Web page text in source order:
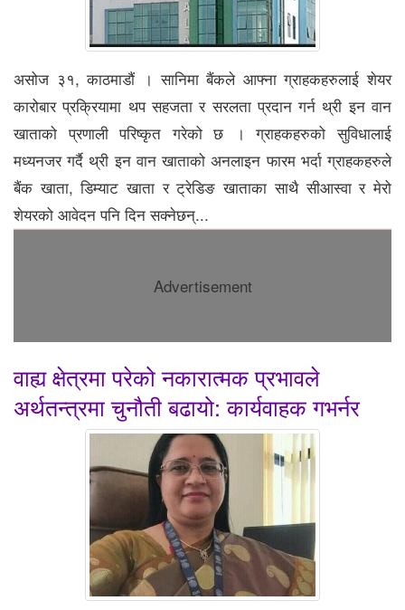
असोज ३१, काठमाडौं । सानिमा बैंकले आफ्ना ग्राहकहरुलाई शेयर
कारोबार प्रक्रियामा थप सहजता र सरलता प्रदान गर्न थ्री इन वान
खाताको प्रणाली परिष्कृत गरेको छ । ग्राहकहरुको सुविधालाई
मध्यनजर गर्दै थ्री इन वान खाताको अनलाइन फारम भर्दा ग्राहकहरुले
बैंक खाता, डिम्याट खाता र ट्रेडिङ खाताका साथै सीआस्वा र मेरो
शेयरको आवेदन पनि दिन सक्नेछन्...
Advertisement
वाह्य क्षेत्रमा परेको नकारात्मक प्रभावले
अर्थतन्त्रमा चुनौती बढायो: कार्यवाहक गभर्नर